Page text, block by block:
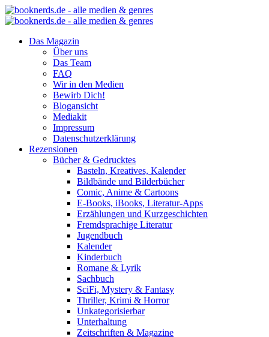
Das Magazin
Über uns
Das Team
FAQ
Wir in den Medien
Bewirb Dich!
Blogansicht
Mediakit
Impressum
Datenschutzerklärung
Rezensionen
Bücher & Gedrucktes
Basteln, Kreatives, Kalender
Bildbände und Bilderbücher
Comic, Anime & Cartoons
E-Books, iBooks, Literatur-Apps
Erzählungen und Kurzgeschichten
Fremdsprachige Literatur
Jugendbuch
Kalender
Kinderbuch
Romane & Lyrik
Sachbuch
SciFi, Mystery & Fantasy
Thriller, Krimi & Horror
Unkategorisierbar
Unterhaltung
Zeitschriften & Magazine